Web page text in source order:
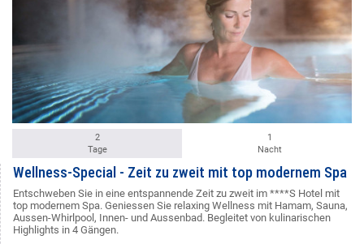
2
Tage
1
Nacht
Wellness-Special - Zeit zu zweit mit top modernem Spa
Entschweben Sie in eine entspannende Zeit zu zweit im ****S Hotel mit
top modernem Spa. Geniessen Sie relaxing Wellness mit Hamam, Sauna,
Aussen-Whirlpool, Innen- und Aussenbad. Begleitet von kulinarischen
Highlights in 4 Gängen.